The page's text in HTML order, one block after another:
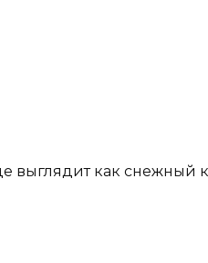
выглядит как снежный